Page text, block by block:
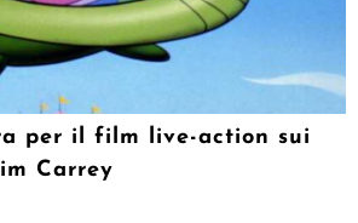
per il film live-action sui
Carrey